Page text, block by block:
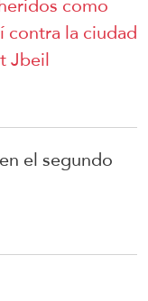
contra la ciudad
Jbeil
el segundo